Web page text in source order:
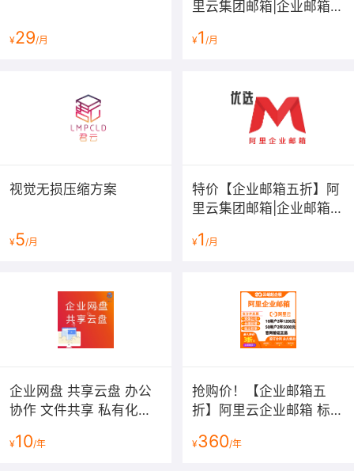
¥29/月
里云集团邮箱|企业邮箱|
¥1/月
视觉无损压缩方案
¥5/月
特价【企业邮箱五折】阿
里云集团邮箱|企业邮箱|
邮箱|阿里云邮箱|阿里邮
¥1/月
企业网盘 共享云盘 办公
协作 文件共享 私有化部
¥10/年
抢购价！【企业邮箱五
折】阿里云企业邮箱 标准
版|云邮邮箱 西部数码邮
¥360/年